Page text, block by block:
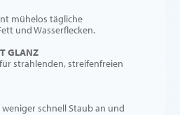
mühelos tägliche
und Wasserflecken.
GLANZ
strahlenden, streifenfreien
schnell Staub an und